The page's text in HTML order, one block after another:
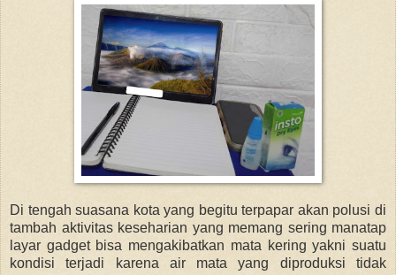
Di tengah suasana kota yang begitu terpapar akan polusi di
tambah aktivitas keseharian yang memang sering manatap
layar gadget bisa mengakibatkan mata kering yakni suatu
kondisi terjadi karena air mata yang diproduksi tidak